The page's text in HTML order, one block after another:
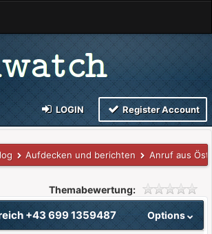
LOGIN Register Account
Aufdecken und berichten Anruf aus
Themabewertung:
Options
+43 699 1359487